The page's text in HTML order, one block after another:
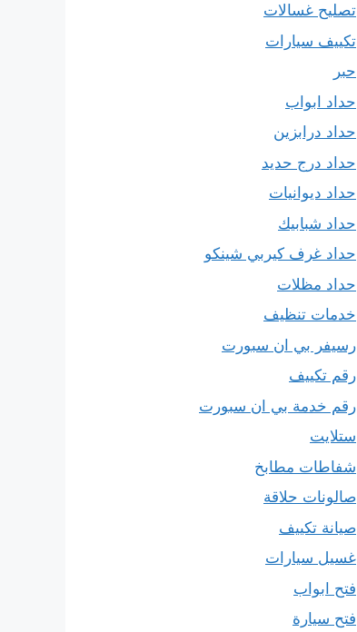
تصليح غسالات
تكييف سيارات
حبر
حداد ابواب
حداد درابزين
حداد درج حديد
حداد ديوانيات
حداد شبابيك
حداد غرف كيربي شينكو
حداد مظلات
خدمات تنظيف
رسيفر بي ان سبورت
رقم تكييف
رقم خدمة بي ان سبورت
ستلايت
شفاطات مطابخ
صالونات حلاقة
صيانة تكييف
غسيل سيارات
فتح ابواب
فتح سيارة